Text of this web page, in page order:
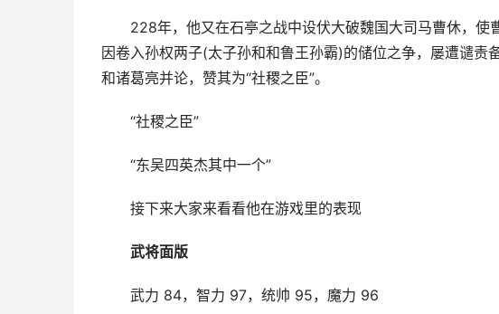
228年，他又在石亭之战中设伏大破魏国大司马曹休，使
因卷入孙权两子(太子孙和和鲁王孙霸)的储位之争，屡遭谴
和诸葛亮并论，赞其为“社稷之臣”。
“社稷之臣”
“东吴四英杰其中一个”
接下来大家来看看他在游戏里的表现
武将面版
武力 84，智力 97，统帅 95，魔力 96